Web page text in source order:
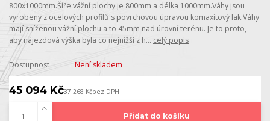
800x1000mm.Šíře vážní plochy je 800mm a délka 1000mm.Váhy jsou
vyrobeny z ocelových profilů s povrchovou úpravou komaxitový lak.Váhy
mají sníženou vážní plochu a to 45mm nad úrovní terénu. Je to proto,
aby nájezdová výška byla co nejnižší z h... celý popis
Dostupnost Není skladem
45 094 Kč37 268 Kčbez DPH
Přidat do košíku